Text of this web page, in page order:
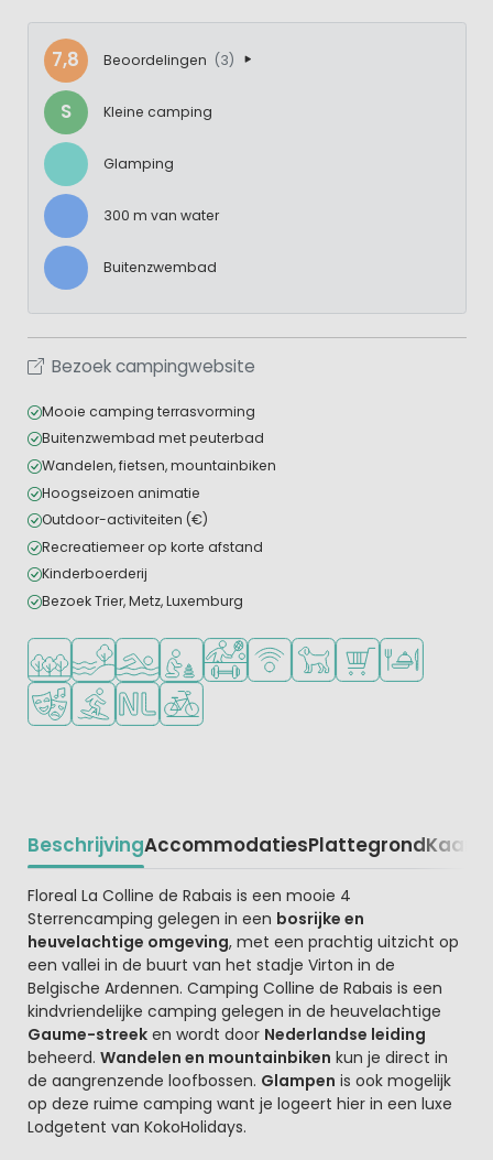
7,8 Beoordelingen (3)
S Kleine camping
Glamping
300 m van water
Buitenzwembad
Bezoek campingwebsite
Mooie camping terrasvorming
Buitenzwembad met peuterbad
Wandelen, fietsen, mountainbiken
Hoogseizoen animatie
Outdoor-activiteiten (€)
Recreatiemeer op korte afstand
Kinderboerderij
Bezoek Trier, Metz, Luxemburg
Ligt in een bosrijke omgeving
Ligt bij het water
Openlucht zwembad
Aanbevolen voor jonge kinderen
Veel mogelijkheden om te sporten
WiFi beschikbaar
Huisdieren toegestaan
Campingwinkel/
Restaurant of
Animatieprogramma
Watersportfaciliteiten
Nederlandse eigenaar/beheerder
Fietsverhuur
BeschrijvingAccommodatiesPlattegrondKaart
Beschrijving
Floreal La Colline de Rabais is een mooie 4
Sterrencamping gelegen in een bosrijke en
heuvelachtige omgeving, met een prachtig uitzicht op
een vallei in de buurt van het stadje Virton in de
Belgische Ardennen. Camping Colline de Rabais is een
kindvriendelijke camping gelegen in de heuvelachtige
Gaume-streeken wordt door Nederlandse leiding
beheerd. Wandelen en mountainbiken kun je direct in
de aangrenzende loofbossen. Glampen is ook mogelijk
op deze ruime camping want je logeert hier in een luxe
Lodgetent van KokoHolidays.